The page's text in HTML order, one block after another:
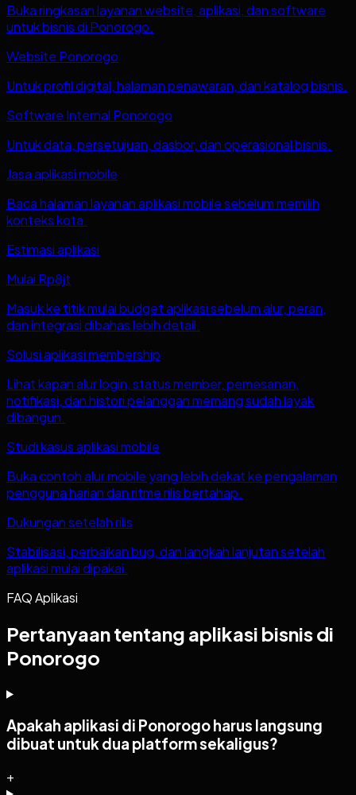
Buka ringkasan layanan website, aplikasi, dan software
untuk bisnis di Ponorogo.
Website Ponorogo
Untuk profil digital, halaman penawaran, dan katalog bisnis.
Software Internal Ponorogo
Untuk data, persetujuan, dasbor, dan operasional bisnis.
Jasa aplikasi mobile
Baca halaman layanan aplikasi mobile sebelum memilih
konteks kota.
Estimasi aplikasi
Mulai Rp8jt
Masuk ke titik mulai budget aplikasi sebelum alur, peran,
dan integrasi dibahas lebih detail.
Solusi aplikasi membership
Lihat kapan alur login, status member, pemesanan,
notifikasi, dan histori pelanggan memang sudah layak
dibangun.
Studi kasus aplikasi mobile
Buka contoh alur mobile yang lebih dekat ke pengalaman
pengguna harian dan ritme rilis bertahap.
Dukungan setelah rilis
Stabilisasi, perbaikan bug, dan langkah lanjutan setelah
aplikasi mulai dipakai.
FAQ Aplikasi
Pertanyaan tentang aplikasi bisnis di
Ponorogo
Apakah aplikasi di Ponorogo harus langsung
dibuat untuk dua platform sekaligus?
+